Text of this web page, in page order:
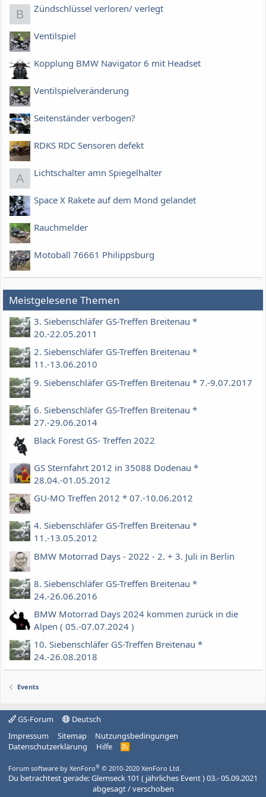
B Zündschlüssel verloren/ verlegt
Ventilspiel
Kopplung BMW Navigator 6 mit Headset
Ventilspielveränderung
Seitenständer verbogen?
RDKS RDC Sensoren defekt
A Lichtschalter amn Spiegelhalter
Space X Rakete auf dem Mond gelandet
Rauchmelder
Motoball 76661 Philippsburg
Meistgelesene Themen
3. Siebenschläfer GS-Treffen Breitenau *
20.-22.05.2011
2. Siebenschläfer GS-Treffen Breitenau *
11.-13.06.2010
9. Siebenschläfer GS-Treffen Breitenau * 7.-9.07.2017
6. Siebenschläfer GS-Treffen Breitenau *
27.-29.06.2014
Black Forest GS- Treffen 2022
GS Sternfahrt 2012 in 35088 Dodenau *
28.04.-01.05.2012
GU-MO Treffen 2012 * 07.-10.06.2012
4. Siebenschläfer GS-Treffen Breitenau *
11.-13.05.2012
BMW Motorrad Days - 2022 - 2. + 3. Juli in Berlin
8. Siebenschläfer GS-Treffen Breitenau *
24.-26.06.2016
BMW Motorrad Days 2024 kommen zurück in die
Alpen ( 05.-07.07.2024 )
10. Siebenschläfer GS-Treffen Breitenau *
24.-26.08.2018
Events
GS-Forum
Deutsch
Impressum
Sitemap
Nutzungsbedingungen
Datenschutzerklärung
Hilfe
R
Forum software by XenForo® © 2010-2020 XenForo Ltd.
Du betrachtest gerade: Glemseck 101 ( jährliches Event ) 03.- 05.09.2021
abgesagt / verschoben